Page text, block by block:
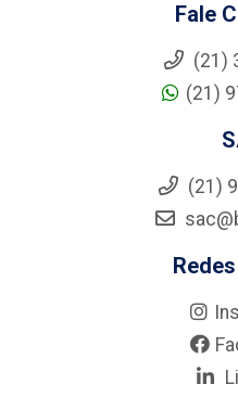
Fale
(21)
(21)
(21)